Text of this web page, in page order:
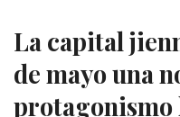
La capital
de mayo una
protagonismo